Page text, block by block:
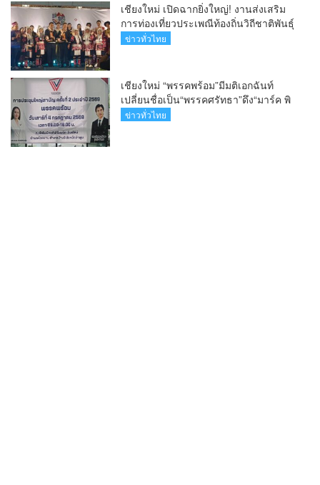
เชียงใหม่ เปิดฉากยิ่งใหญ่! งานส่งเสริม
การท่องเที่ยวประเพณีท้องถิ่นวิถีชาติพันธุ์
ล้านนา(คลิป)
ข่าวทั่วไทย
เชียงใหม่ “พรรคพร้อม”มีมติเอกฉันท์
เปลี่ยนชื่อเป็น“พรรคศรัทธา”ดึง“มาร์ค พิ
ตบูล”นำทัพกรรมการบริหารชุดใหม่(คลิป)
ข่าวทั่วไทย